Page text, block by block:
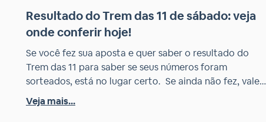
Resultado do Trem das 11 de sábado: veja
onde conferir hoje!
Se você fez sua aposta e quer saber o resultado do
Trem das 11 para saber se seus números foram
sorteados, está no lugar certo. Se ainda não fez, vale a
pena ver os bolões que temos abertos nesse momento
no nosso site, pois o Kotas Plus é o parceiro oficial da
Veja mais...